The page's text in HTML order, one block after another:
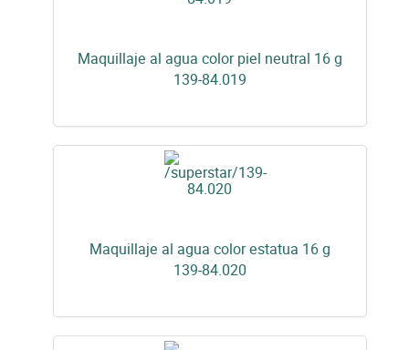
Maquillaje al agua color piel neutral 16 g
139-84.019
Maquillaje al agua color estatua 16 g
139-84.020